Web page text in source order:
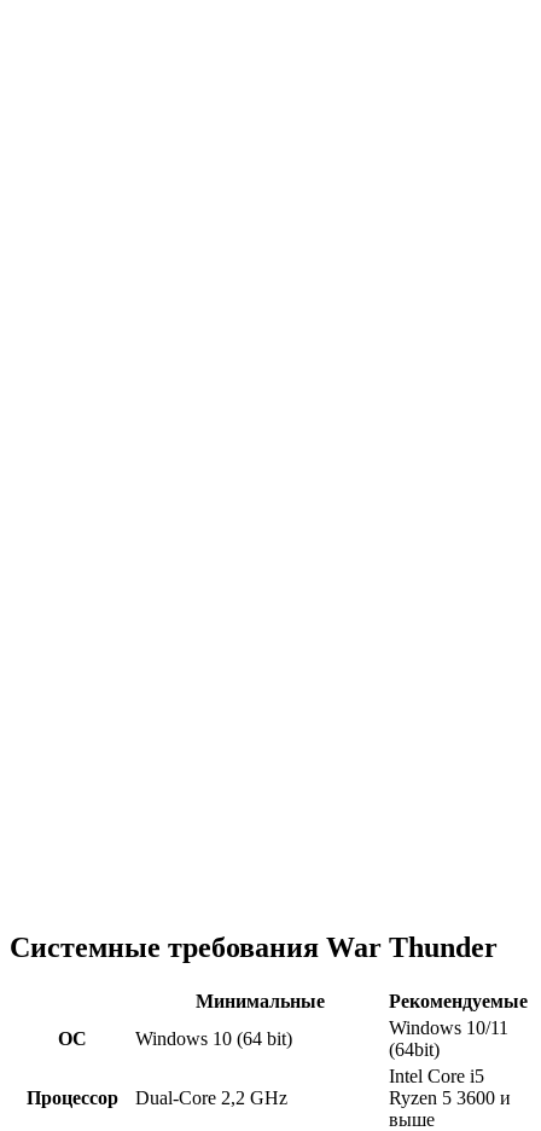
Системные требования War Thunder
Минимальные
Рекомендуемые
ОС
Windows 10 (64 bit)
Windows 10/11
(64bit)
Процессор Dual-Core 2,2 GHz
Intel Core i5
Ryzen 5 3600 и
выше